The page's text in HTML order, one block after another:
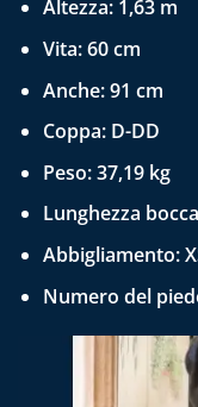
Altezza: 1,63 m
Vita: 60 cm
Anche: 91 cm
Coppa: D-DD
Peso: 37,19 kg
Lunghezza
Abbigliamento:
Numero del